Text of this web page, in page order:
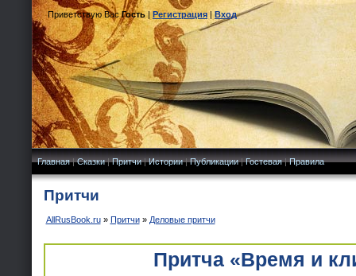
Приветствую Вас Гость|Регистрация|Вход
Главная|Сказки|Притчи|Истории|Публикации|Гостевая|Правила
Притчи
AllRusBook.ru» Притчи» Деловые притчи
Притча «Время и